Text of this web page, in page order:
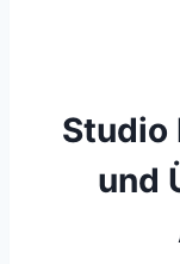
Studio
und